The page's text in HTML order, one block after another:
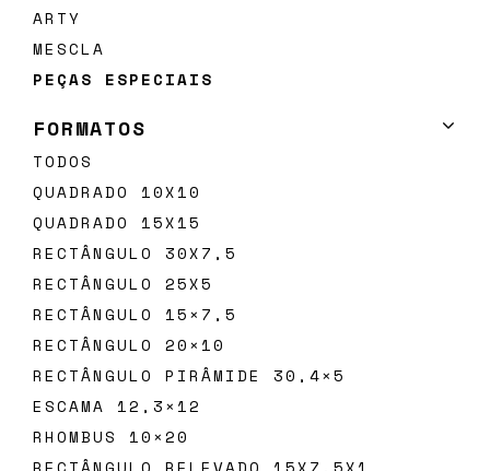
DISTRIBUIDORES
CONTACTOS
Subscreva
a
nossa
newsletter
ARTY
MESCLA
PEÇAS ESPECIAIS
FORMATOS
TODOS
QUADRADO 10X10
QUADRADO 15X15
RECTÂNGULO 30X7,5
RECTÂNGULO 25X5
RECTÂNGULO 15×7,5
RECTÂNGULO 20×10
RECTÂNGULO PIRÂMIDE 30,4×5
ESCAMA 12,3×12
RHOMBUS 10×20